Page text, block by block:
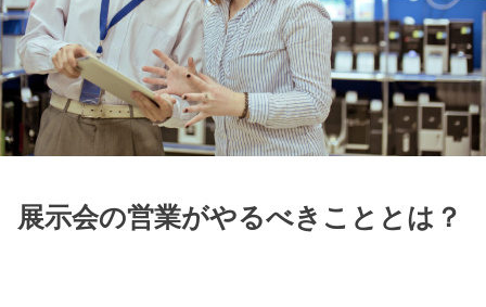
展示会の営業がやるべきこととは？